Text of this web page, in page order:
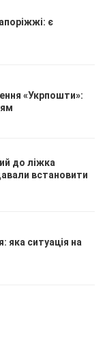
є
«Укрпошти»:
до ліжка
встановити
яка ситуація на